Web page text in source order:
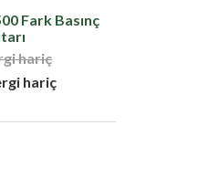
Fark Basınç
hariç
hariç